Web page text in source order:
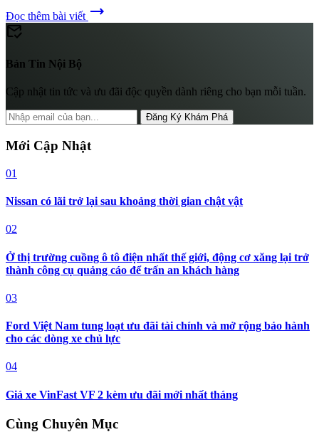
Đọc thêm bài viết trending_flat
mark_email_read
Bản Tin Nội Bộ
Cập nhật tin tức và ưu đãi độc quyền dành riêng cho bạn mỗi tuần.
Đăng Ký Khám Phá
Mới Cập Nhật
01
Nissan có lãi trở lại sau khoảng thời gian chật vật
02
Ở thị trường cuồng ô tô điện nhất thế giới, động cơ xăng lại trở
thành công cụ quảng cáo để trấn an khách hàng
03
Ford Việt Nam tung loạt ưu đãi tài chính và mở rộng bảo hành
cho các dòng xe chủ lực
04
Giá xe VinFast VF 2 kèm ưu đãi mới nhất tháng
Cùng Chuyên Mục